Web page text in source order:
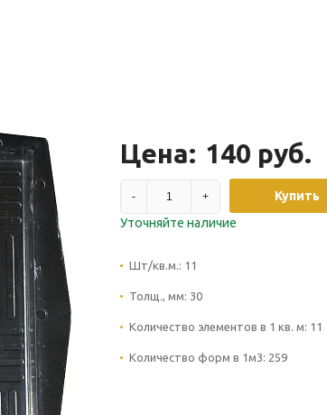
Цена: 140 руб.
- +
Купить
Уточняйте наличие
Шт/кв.м.: 11
Толщ., мм: 30
Количество элементов в 1 кв. м: 11
Количество форм в 1м3: 259